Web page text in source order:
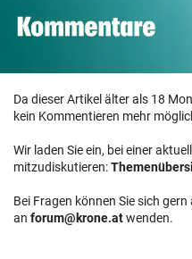
Da dieser Artikel älter als 18
kein Kommentieren mehr
Wir laden Sie ein, bei einer
mitzudiskutieren:
Bei Fragen können Sie sich
an forum@krone.atwenden.